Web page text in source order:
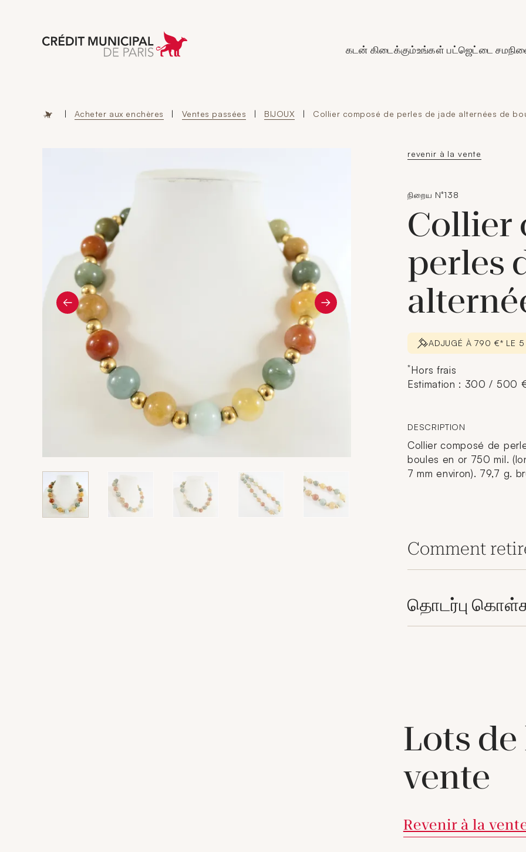
Aller à l'accueil de Crédit Municipal de Paris
கடன் கிடைக்கும்உங்கள் பட்ஜெட்டை
| Acheter aux enchères | Ventes passées | BIJOUX | Collier composé de perles de jade alternées de
revenir à la vente
நிறைய N°138
Collier
perles
ADJUGÉ À 790 €* LE
*Hors frais
Estimation : 300 / 500
DESCRIPTION
Collier composé de
boules en or 750 mil.
7 mm environ). 79,7 g.
Comment
தொடர்பு
Lots de
vente
Revenir à la